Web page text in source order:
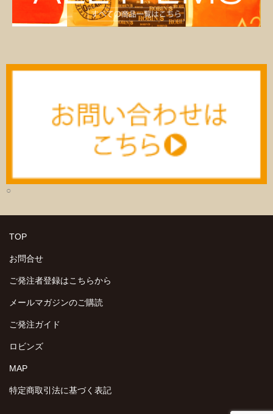
○
TOP
お問合せ
ご発注者登録はこちらから
メールマガジンのご購読
ご発注ガイド
ロビンズ
MAP
特定商取引法に基づく表記